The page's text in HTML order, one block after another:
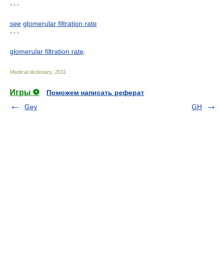
* * *
see glomerular filtration rate
* * *
glomerular filtration rate
Medical dictionary. 2011
Игры ⚽
Поможем написать реферат
Gey
GH